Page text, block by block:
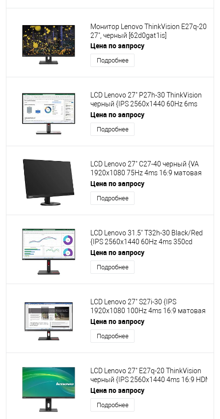
Монитор Lenovo ThinkVision E27q-20
27", черный [62d0gat1is]
Цена по запросу
Подробнее
LCD Lenovo 27" P27h-30 ThinkVision
черный {IPS 2560x1440 60Hz 6ms
16:9 1000:1 350cd 178/178 DVI HDMI
DisplayPort HAS Pivot USB}
Цена по запросу
Подробнее
LCD Lenovo 27" C27-40 черный {VA
1920x1080 75Hz 4ms 16:9 матовая
3000:1 250cd 178/178 FreeSync D-
Sub HDMI}
Цена по запросу
Подробнее
LCD Lenovo 31.5" T32h-30 Black/Red
{IPS 2560x1440 60Hz 4ms 350cd
HDMI DisplayPort 4xUSB USB-C RJ45
HAS Pivot VESA}
Цена по запросу
Подробнее
LCD Lenovo 27" S27i-30 {IPS
1920x1080 100Hz 4ms 16:9 матовая
1300:1 300cd 178/178 D-Sub HDMI
non-EU} [63DFKAT4UK]
Цена по запросу
Подробнее
LCD Lenovo 27" E27q-20 ThinkVision
черный {IPS 2560x1440 4ms 16:9 HDMI
M/M матовая HAS Pivot 350cd 178/178
DisplayPort }
[62D0GAT1EU/62D0GAR1CB/
Цена по запросу
Подробнее